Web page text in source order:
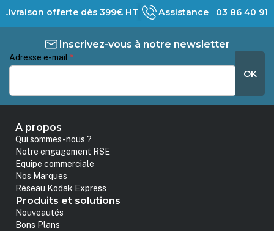
Livraison offerte dès 399€ HT Assistance 03 86 40 91
Inscrivez-vous à notre newsletter
Adresse e-mail *
OK
A propos
Qui sommes-nous ?
Notre engagement RSE
Equipe commerciale
Nos Marques
Réseau Kodak Express
Produits et solutions
Nouveautés
Bons Plans